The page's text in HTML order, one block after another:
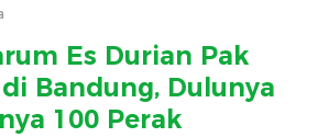
Es Durian Pak
Bandung, Dulunya
100 Perak